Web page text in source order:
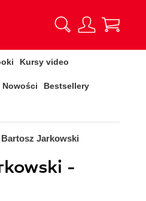
Kursy video
Nowości Bestsellery
Bartosz Jarkowski
-